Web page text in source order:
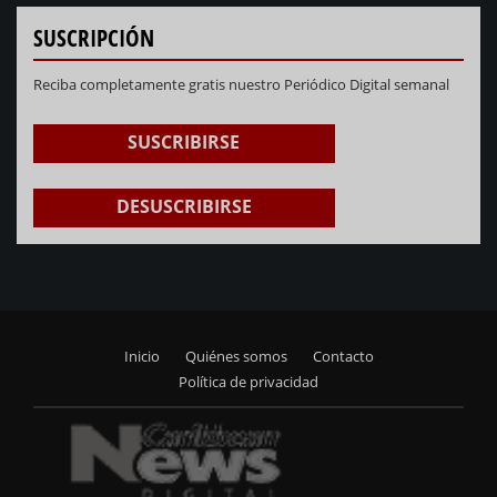
SUSCRIPCIÓN
Reciba completamente gratis nuestro Periódico Digital semanal
SUSCRIBIRSE
DESUSCRIBIRSE
menu
Inicio Quiénes somos
Contacto
Política de privacidad